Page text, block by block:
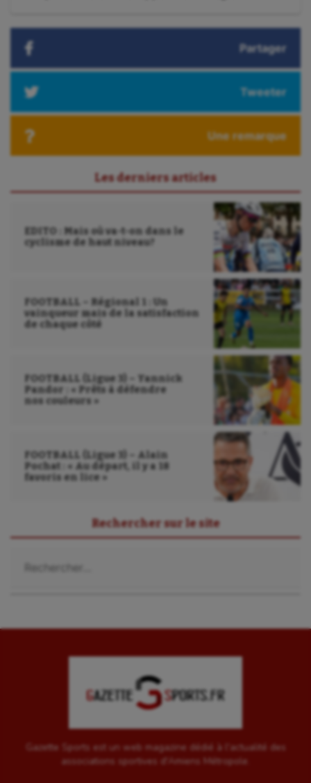
Partager
Tweeter
Une remarque
Les derniers articles
EDITO : Mais où va-t-on dans le
cyclisme de haut niveau?
FOOTBALL – Régional 1 : Un
vainqueur mais de la satisfaction
de chaque côté
FOOTBALL (Ligue 3) – Yannick
Pandor : « Prêts à défendre
nos couleurs »
FOOTBALL (Ligue 3) – Alain
Pochat : « Au départ, il y a 18
favoris en lice »
Rechercher sur le site
Gazette Sports est un web magazine dédié à l'actualité des
associations sportives d'Amiens Métropole.